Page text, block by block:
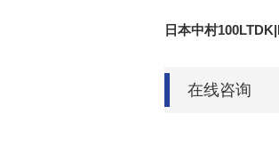
日本中村
在线咨询